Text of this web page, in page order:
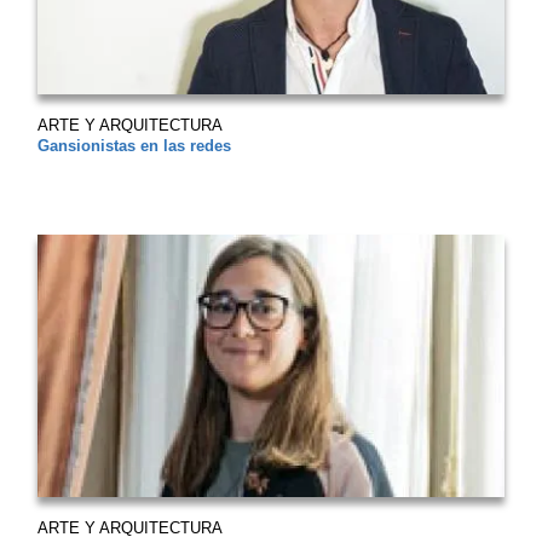
ARTE Y ARQUITECTURA
Gansionistas en las redes
ARTE Y ARQUITECTURA